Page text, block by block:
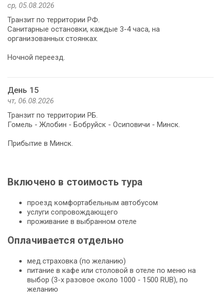
ср, 05.08.2026
Транзит по территории РФ.
Санитарные остановки, каждые 3-4 часа, на
организованных стоянках.
Ночной переезд.
День 15
чт, 06.08.2026
Транзит по территории РБ.
Гомель - Жлобин - Бобруйск - Осиповичи - Минск.
Прибытие в Минск.
Включено в стоимость тура
проезд комфортабельным автобусом
услуги сопровождающего
проживание в выбранном отеле
Оплачивается отдельно
мед.страховка (по желанию)
питание в кафе или столовой в отеле по меню на
выбор (3-х разовое около 1000 - 1500 RUB), по
желанию